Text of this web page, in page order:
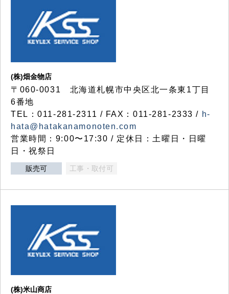
(株)畑金物店
〒060-0031 北海道札幌市中央区北一条東1丁目
6番地
TEL：011-281-2311 / FAX：011-281-2333 / h-
hata@hatakanamonoten.com
営業時間：9:00〜17:30 / 定休日：土曜日・日曜
日・祝祭日
販売可 工事・取付可
(株)米山商店